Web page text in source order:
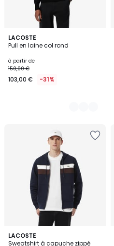
LACOSTE
Pull en laine col rond
à partir de
150,00 €
103,00 € -31%
6
Couleurs
LACOSTE
Sweatshirt à capuche zippé